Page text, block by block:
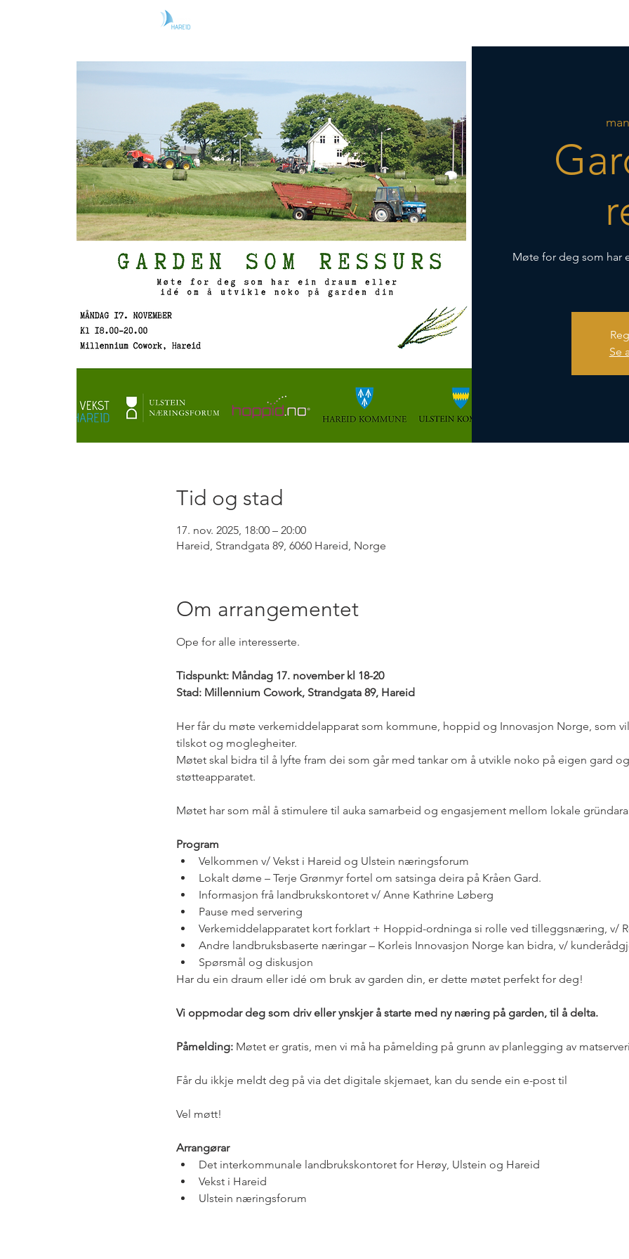
Møte for deg som har
Se
Tid og stad
17. nov. 2025, 18:00 – 20:00
Hareid, Strandgata 89, 6060 Hareid, Norge
Om arrangementet
Ope for alle interesserte.
Tidspunkt: Måndag 17. november kl 18-20
Stad: Millennium Cowork, Strandgata 89, Hareid
Her får du møte verkemiddelapparat som kommune, hoppid og Innovasjon Norge, som
tilskot og moglegheiter.
Møtet skal bidra til å lyfte fram dei som går med tankar om å utvikle noko på eigen gard
støtteapparatet.
Møtet har som mål å stimulere til auka samarbeid og engasjement mellom lokale
Program
Velkommen v/ Vekst i Hareid og Ulstein næringsforum
Lokalt døme – Terje Grønmyr fortel om satsinga deira på Kråen Gard.
Informasjon frå landbrukskontoret v/ Anne Kathrine Løberg
Pause med servering
Verkemiddelapparatet kort forklart + Hoppid-ordninga si rolle ved tilleggsnæring, v/
Andre landbruksbaserte næringar – Korleis Innovasjon Norge kan bidra, v/
Spørsmål og diskusjon
Har du ein draum eller idé om bruk av garden din, er dette møtet perfekt for deg!
Vi oppmodar deg som driv eller ynskjer å starte med ny næring på garden, til å delta.
Påmelding: Møtet er gratis, men vi må ha påmelding på grunn av planlegging av
Får du ikkje meldt deg på via det digitale skjemaet, kan du sende ein e-post til
Vel møtt!
Arrangørar
Det interkommunale landbrukskontoret for Herøy, Ulstein og Hareid
Vekst i Hareid
Ulstein næringsforum